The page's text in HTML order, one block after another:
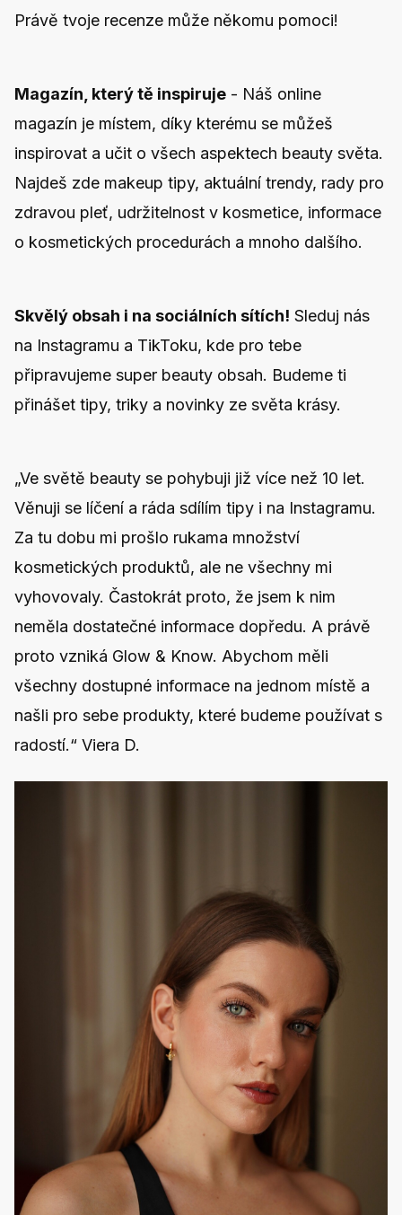
Právě tvoje recenze může někomu pomoci!
Magazín, který tě inspiruje - Náš online
magazín je místem, díky kterému se můžeš
inspirovat a učit o všech aspektech beauty světa.
Najdeš zde makeup tipy, aktuální trendy, rady pro
zdravou pleť, udržitelnost v kosmetice, informace
o kosmetických procedurách a mnoho dalšího.
Skvělý obsah i na sociálních sítích! Sleduj nás
na Instagramu a TikToku, kde pro tebe
připravujeme super beauty obsah. Budeme ti
přinášet tipy, triky a novinky ze světa krásy.
„Ve světě beauty se pohybuji již více než 10 let.
Věnuji se líčení a ráda sdílím tipy i na Instagramu.
Za tu dobu mi prošlo rukama množství
kosmetických produktů, ale ne všechny mi
vyhovovaly. Častokrát proto, že jsem k nim
neměla dostatečné informace dopředu. A právě
proto vzniká Glow & Know. Abychom měli
všechny dostupné informace na jednom místě a
našli pro sebe produkty, které budeme používat s
radostí.“ Viera D.